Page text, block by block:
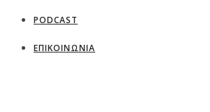
PODCAST
ΕΠΙΚΟΙΝΩΝΙΑ